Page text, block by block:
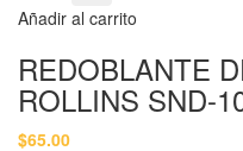
Añadir al carrito
REDOBLANTE
ROLLINS SND-
$65.00